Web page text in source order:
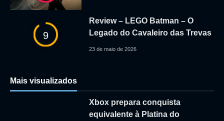
9
Review – LEGO Batman – O
Legado do Cavaleiro das Trevas
23 de maio de 2026
Mais visualizados
Xbox prepara conquista
equivalente à Platina do